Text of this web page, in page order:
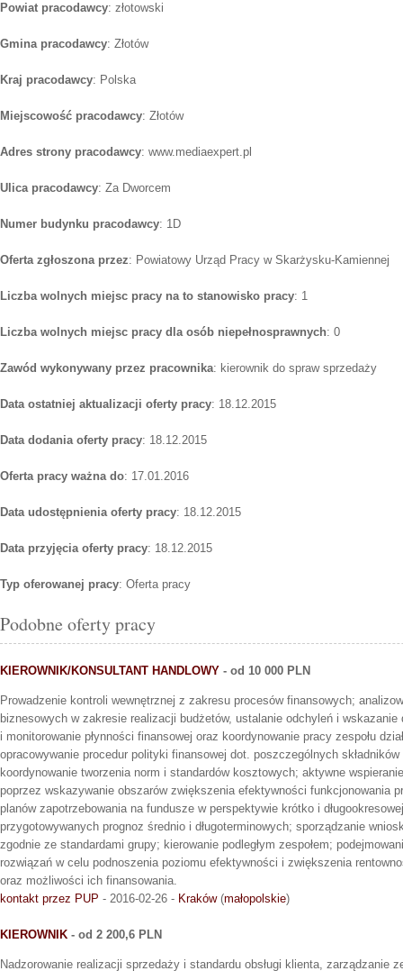
Powiat pracodawcy: złotowski
Gmina pracodawcy: Złotów
Kraj pracodawcy: Polska
Miejscowość pracodawcy: Złotów
Adres strony pracodawcy: www.mediaexpert.pl
Ulica pracodawcy: Za Dworcem
Numer budynku pracodawcy: 1D
Oferta zgłoszona przez: Powiatowy Urząd Pracy w Skarżysku-Kamiennej
Liczba wolnych miejsc pracy na to stanowisko pracy: 1
Liczba wolnych miejsc pracy dla osób niepełnosprawnych: 0
Zawód wykonywany przez pracownika: kierownik do spraw sprzedaży
Data ostatniej aktualizacji oferty pracy: 18.12.2015
Data dodania oferty pracy: 18.12.2015
Oferta pracy ważna do: 17.01.2016
Data udostępnienia oferty pracy: 18.12.2015
Data przyjęcia oferty pracy: 18.12.2015
Typ oferowanej pracy: Oferta pracy
Podobne oferty pracy
KIEROWNIK/KONSULTANT HANDLOWY - od 10 000 PLN
Prowadzenie kontroli wewnętrznej z zakresu procesów finansowych;
biznesowych w zakresie realizacji budżetów, ustalanie odchyleń i wskazanie
i monitorowanie płynności finansowej oraz koordynowanie pracy zespołu
opracowywanie procedur polityki finansowej dot. poszczególnych
koordynowanie tworzenia norm i standardów kosztowych; aktywne
poprzez wskazywanie obszarów zwiększenia efektywności funkcjonowania
planów zapotrzebowania na fundusze w perspektywie krótko i
przygotowywanych prognoz średnio i długoterminowych; sporządzanie
zgodnie ze standardami grupy; kierowanie podległym zespołem;
rozwiązań w celu podnoszenia poziomu efektywności i zwiększenia
oraz możliwości ich finansowania.
kontakt przez PUP - 2016-02-26 - Kraków(małopolskie)
KIEROWNIK - od 2 200,6 PLN
Nadzorowanie realizacji sprzedaży i standardu obsługi klienta, zarządzanie